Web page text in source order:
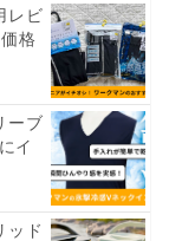
レビ
格
ーブ
イ
ッド